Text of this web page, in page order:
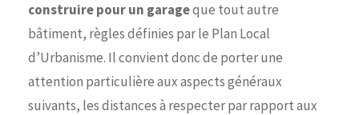
construire pour un garageque tout autre
bâtiment, règles définies par le Plan Local
d’Urbanisme. Il convient donc de porter une
attention particulière aux aspects généraux
suivants, les distances à respecter par rapport aux